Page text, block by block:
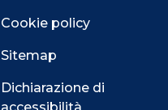
Cookie policy
Sitemap
Dichiarazione di